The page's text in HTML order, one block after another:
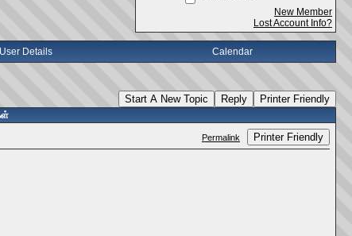
New Member
Lost Account Info?
User Details Calendar
Start A New Topic Reply Printer Friendly
Permalink Printer Friendly